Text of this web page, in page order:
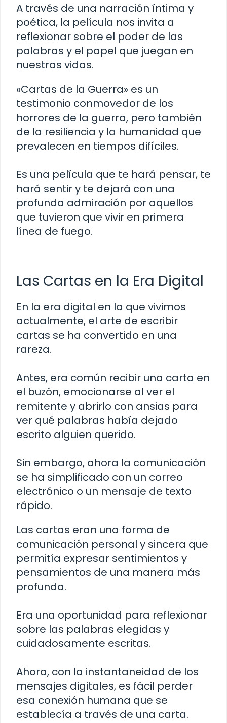
A través de una narración íntima y
poética, la película nos invita a
reflexionar sobre el poder de las
palabras y el papel que juegan en
nuestras vidas.
«Cartas de la Guerra» es un
testimonio conmovedor de los
horrores de la guerra, pero también
de la resiliencia y la humanidad que
prevalecen en tiempos difíciles.
Es una película que te hará pensar, te
hará sentir y te dejará con una
profunda admiración por aquellos
que tuvieron que vivir en primera
línea de fuego.
Las Cartas en la Era Digital
En la era digital en la que vivimos
actualmente, el arte de escribir
cartas se ha convertido en una
rareza.
Antes, era común recibir una carta en
el buzón, emocionarse al ver el
remitente y abrirlo con ansias para
ver qué palabras había dejado
escrito alguien querido.
Sin embargo, ahora la comunicación
se ha simplificado con un correo
electrónico o un mensaje de texto
rápido.
Las cartas eran una forma de
comunicación personal y sincera que
permitía expresar sentimientos y
pensamientos de una manera más
profunda.
Era una oportunidad para reflexionar
sobre las palabras elegidas y
cuidadosamente escritas.
Ahora, con la instantaneidad de los
mensajes digitales, es fácil perder
esa conexión humana que se
establecía a través de una carta.